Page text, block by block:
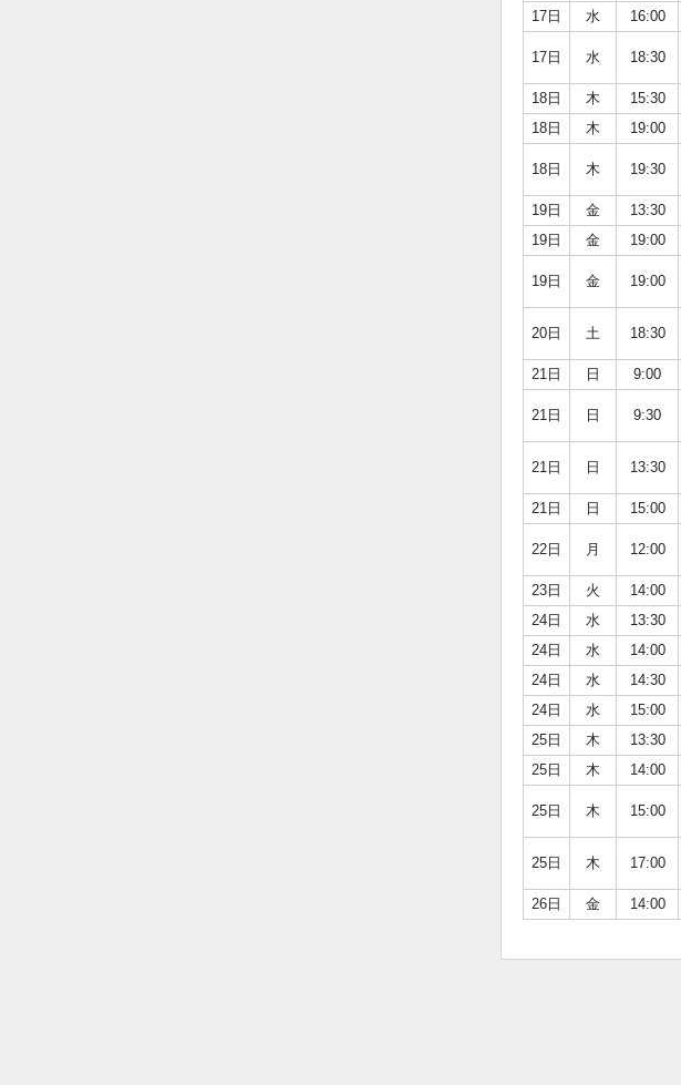
17日
水 16:00
17日 水 18:30
18日
木 15:30
18日
木 19:00
18日 木 19:30
19日 金 13:30
19日
金 19:00
19日 金 19:00
20日 土 18:30
21日
日 9:00
21日 日 9:30
21日 日 13:30
21日
日 15:00
22日 月 12:00
23日
火 14:00
24日
水 13:30
24日
水 14:00
24日
水 14:30
24日
水 15:00
25日
木 13:30
25日
木 14:00
25日 木 15:00
25日 木 17:00
26日 金 14:00